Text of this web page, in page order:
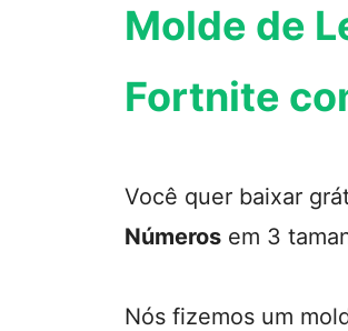
Molde de
Fortnite
Você quer baixar
Números em 3
Nós fizemos um